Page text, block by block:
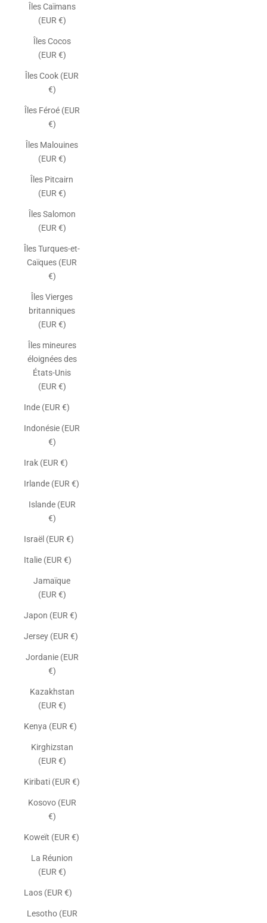
Îles Caïmans
(EUR €)
Îles Cocos
(EUR €)
Îles Cook (EUR
€)
Îles Féroé (EUR
€)
Îles Malouines
(EUR €)
Îles Pitcairn
(EUR €)
Îles Salomon
(EUR €)
Îles Turques-et-
Caïques (EUR
€)
Îles Vierges
britanniques
(EUR €)
Îles mineures
éloignées des
États-Unis
(EUR €)
Inde (EUR €)
Indonésie (EUR
€)
Irak (EUR €)
Irlande (EUR €)
Islande (EUR
€)
Israël (EUR €)
Italie (EUR €)
Jamaïque
(EUR €)
Japon (EUR €)
Jersey (EUR €)
Jordanie (EUR
€)
Kazakhstan
(EUR €)
Kenya (EUR €)
Kirghizstan
(EUR €)
Kiribati (EUR €)
Kosovo (EUR
€)
Koweït (EUR €)
La Réunion
(EUR €)
Laos (EUR €)
Lesotho (EUR